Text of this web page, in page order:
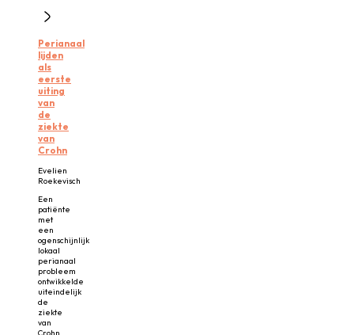
Perianaal
lijden
als
eerste
uiting
van
de
ziekte
van
Crohn
Evelien
Roekevisch
Een
patiënte
met
een
ogenschijnlijk
lokaal
perianaal
probleem
ontwikkelde
uiteindelijk
de
ziekte
van
Crohn